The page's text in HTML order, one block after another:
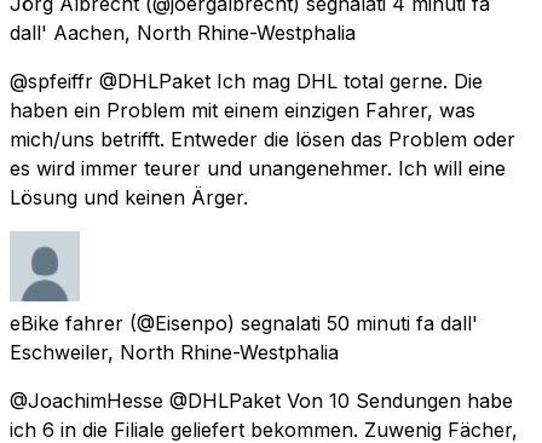
dall' Aachen, North Rhine-Westphalia
@spfeiffr @DHLPaket Ich mag DHL total gerne. Die
haben ein Problem mit einem einzigen Fahrer, was
mich/uns betrifft. Entweder die lösen das Problem oder
es wird immer teurer und unangenehmer. Ich will eine
Lösung und keinen Ärger.
eBike fahrer (@Eisenpo) segnalati 50 minuti fa dall'
Eschweiler, North Rhine-Westphalia
@JoachimHesse @DHLPaket Von 10 Sendungen habe
ich 6 in die Filiale geliefert bekommen. Zuwenig Fächer,